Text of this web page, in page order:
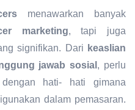
menawarkan banyak
marketing, tapi juga
signifikan. Dari keaslian
jawab sosial , perlu
dengan hati- hati gimana
dalam pemasaran.